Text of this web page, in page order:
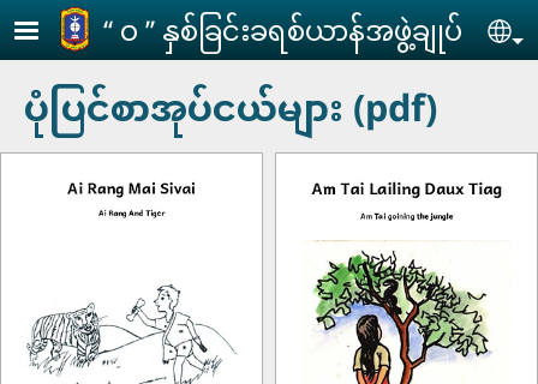
Skip to main content
‘‘ ဝ ’’ နှစ်ခြင်းခရစ်ယာန်အဖွဲ့ချုပ်
ပုံပြင်စာအုပ်ငယ်များ (pdf)